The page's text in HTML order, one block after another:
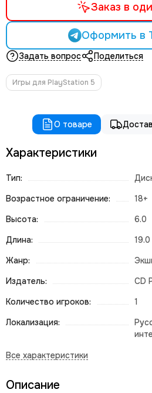
Заказ в
Оформить в
Задать вопрос Поделиться
Игры для PlayStation 5
О товаре
Характеристики
Тип:
Возрастное ограничение:
18+
Высота:
6.0
Длина:
19.0
Жанр:
Издатель:
CD
Количество игроков:
1
Локализация:
Описание